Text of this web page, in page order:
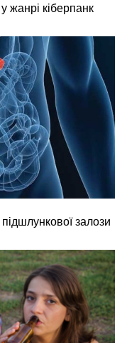
жанрі кіберпанк
залози